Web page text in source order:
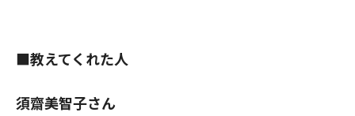
■教えてくれた人
須齋美智子さん